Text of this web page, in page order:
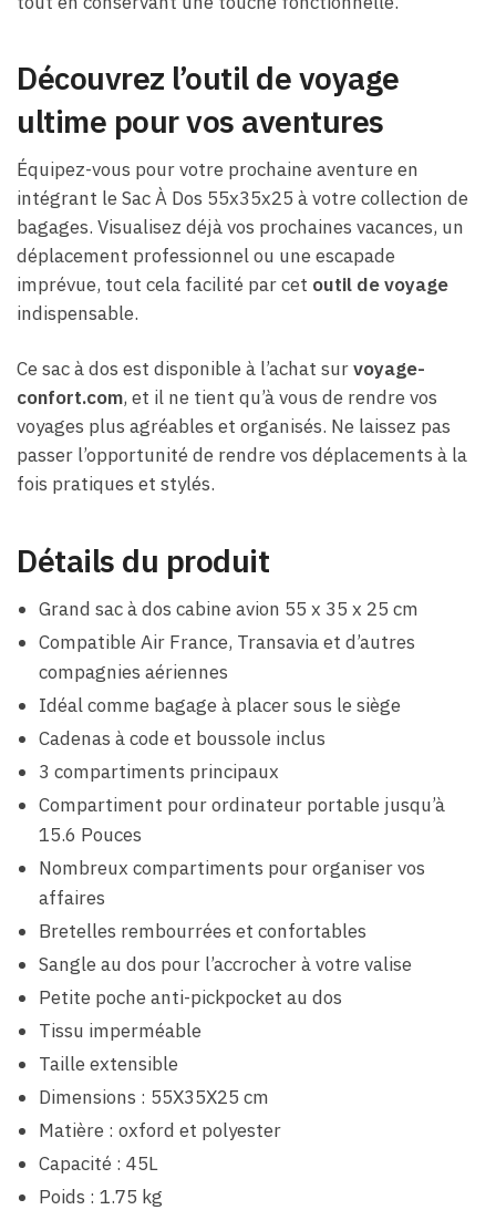
Découvrez l’outil de voyage
ultime pour vos aventures
Équipez-vous pour votre prochaine aventure en
intégrant le Sac À Dos 55x35x25 à votre collection de
bagages. Visualisez déjà vos prochaines vacances, un
déplacement professionnel ou une escapade
imprévue, tout cela facilité par cet outil de voyage
indispensable.
Ce sac à dos est disponible à l’achat survoyage-
confort.com, et il ne tient qu’à vous de rendre vos
voyages plus agréables et organisés. Ne laissez pas
passer l’opportunité de rendre vos déplacements à la
fois pratiques et stylés.
Détails du produit
Grand sac à dos cabine avion 55 x 35 x 25 cm
Compatible Air France, Transavia et d’autres
compagnies aériennes
Idéal comme bagage à placer sous le siège
Cadenas à code et boussole inclus
3 compartiments principaux
Compartiment pour ordinateur portable jusqu’à
15.6 Pouces
Nombreux compartiments pour organiser vos
affaires
Bretelles rembourrées et confortables
Sangle au dos pour l’accrocher à votre valise
Petite poche anti-pickpocket au dos
Tissu imperméable
Taille extensible
Dimensions : 55X35X25 cm
Matière : oxford et polyester
Capacité : 45L
Poids : 1.75 kg